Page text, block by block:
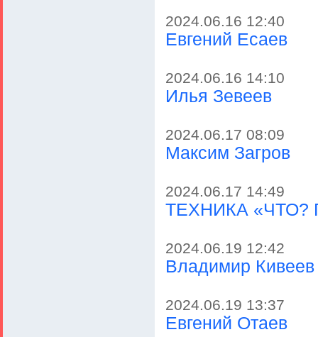
2024.06.16 12:40
Евгений Есаев
2024.06.16 14:10
Илья Зевеев
2024.06.17 08:09
Максим Загров
2024.06.17 14:49
ТЕХНИКА «ЧТО?
2024.06.19 12:42
Владимир Кивеев
2024.06.19 13:37
Евгений Отаев